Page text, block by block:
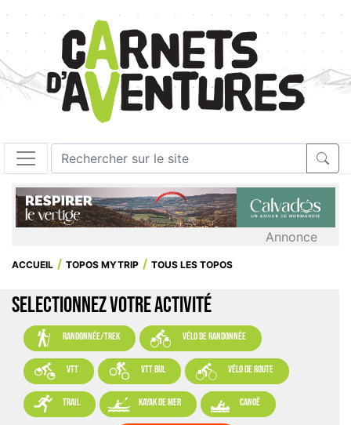
Annonce
ACCUEIL TOPOS MYTRIP TOUS LES TOPOS
SELECTIONNEZ VOTRE ACTIVITÉ
 randonnée/trek  vélo de randonnée
 VTT  VTT BUL  vélo de route
 trail  kayak de mer  canoë